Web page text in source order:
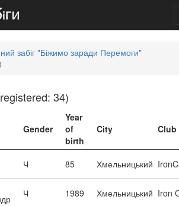
забіг "Біжимо заради Перемоги"
34)
Gender
Year
of
birth
City Club
Ч 85 Хмельницький
Ч 1989 Хмельницький Iron